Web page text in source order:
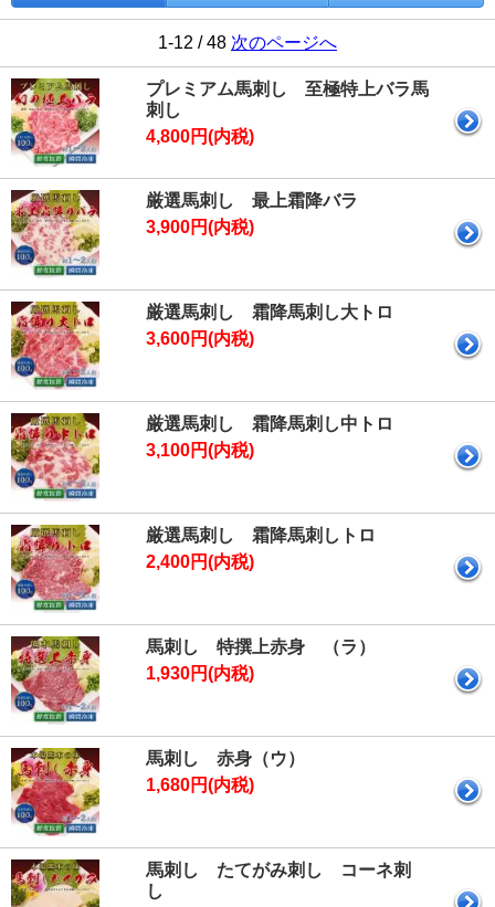
1-12 / 48 次のページへ
プレミアム馬刺し 至極特上バラ馬
刺し
4,800円(内税)
厳選馬刺し 最上霜降バラ
3,900円(内税)
厳選馬刺し 霜降馬刺し大トロ
3,600円(内税)
厳選馬刺し 霜降馬刺し中トロ
3,100円(内税)
厳選馬刺し 霜降馬刺しトロ
2,400円(内税)
馬刺し 特撰上赤身 （ラ）
1,930円(内税)
馬刺し 赤身（ウ）
1,680円(内税)
馬刺し たてがみ刺し コーネ刺
し